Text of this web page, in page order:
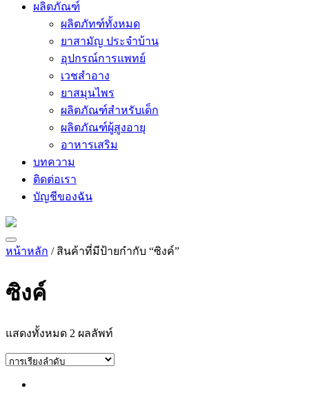
ผลิตภัณฑ์
ผลิตภัทฑ์ทั้งหมด
ยาสามัญ ประจำบ้าน
อุปกรณ์การแพทย์
เวชสำอาง
ยาสมุนไพร
ผลิตภัณฑ์สำหรับเด็ก
ผลิตภัณฑ์ผู้สูงอายุ
อาหารเสริม
บทความ
ติดต่อเรา
บัญชีของฉัน
หน้าหลัก / สินค้าที่มีป้ายกำกับ “ซิงค์”
ซิงค์
แสดงทั้งหมด 2 ผลลัพท์